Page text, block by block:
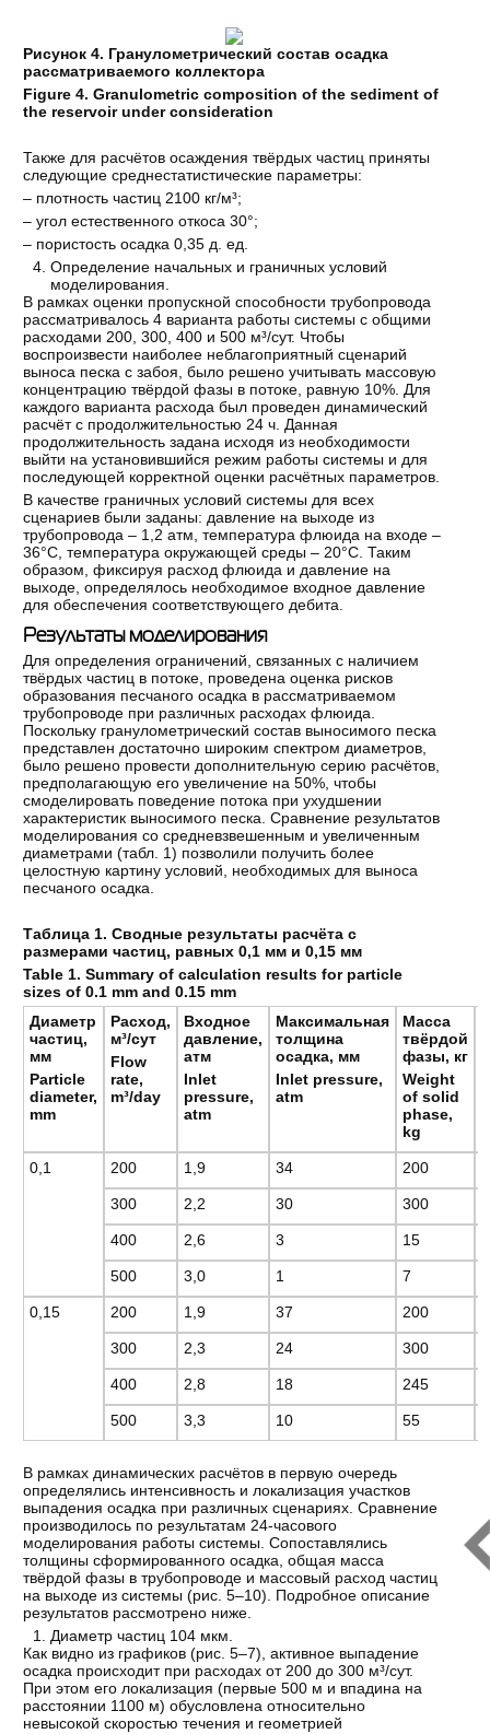
Рисунок 4. Гранулометрический состав осадка
рассматриваемого коллектора
Figure 4. Granulometric composition of the sediment of
the reservoir under consideration
Также для расчётов осаждения твёрдых частиц приняты
следующие среднестатистические параметры:
– плотность частиц 2100 кг/м³;
– угол естественного откоса 30°;
– пористость осадка 0,35 д. ед.
Определение начальных и граничных условий
моделирования.
В рамках оценки пропускной способности трубопровода
рассматривалось 4 варианта работы системы с общими
расходами 200, 300, 400 и 500 м³/сут. Чтобы
воспроизвести наиболее неблагоприятный сценарий
выноса песка с забоя, было решено учитывать массовую
концентрацию твёрдой фазы в потоке, равную 10%. Для
каждого варианта расхода был проведен динамический
расчёт с продолжительностью 24 ч. Данная
продолжительность задана исходя из необходимости
выйти на установившийся режим работы системы и для
последующей корректной оценки расчётных параметров.
В качестве граничных условий системы для всех
сценариев были заданы: давление на выходе из
трубопровода – 1,2 атм, температура флюида на входе –
36°С, температура окружающей среды – 20°С. Таким
образом, фиксируя расход флюида и давление на
выходе, определялось необходимое входное давление
для обеспечения соответствующего дебита.
Результаты моделирования
Для определения ограничений, связанных с наличием
твёрдых частиц в потоке, проведена оценка рисков
образования песчаного осадка в рассматриваемом
трубопроводе при различных расходах флюида.
Поскольку гранулометрический состав выносимого песка
представлен достаточно широким спектром диаметров,
было решено провести дополнительную серию расчётов,
предполагающую его увеличение на 50%, чтобы
смоделировать поведение потока при ухудшении
характеристик выносимого песка. Сравнение результатов
моделирования со средневзвешенным и увеличенным
диаметрами (табл. 1) позволили получить более
целостную картину условий, необходимых для выноса
песчаного осадка.
Таблица 1.Сводные результаты расчёта с
размерами частиц, равных 0,1 мм и 0,15 мм
Table 1. Summary of calculation results for particle
sizes of 0.1 mm and 0.15 mm
Диаметр
частиц,
мм
Particle
diameter,
mm
Расход,
м³/сут
Flow
rate,
m³/day
Входное
давление,
атм
Inlet
pressure,
atm
Максимальная
толщина
осадка, мм
Inlet pressure,
atm
Масса
твёрдой
фазы, кг
Weight
of solid
phase,
kg
0,1 200 1,9 34 200
300 2,2 30 300
400 2,6 3 15
500 3,0 1 7
0,15 200 1,9 37 200
300 2,3 24 300
400 2,8 18 245
500 3,3 10 55
В рамках динамических расчётов в первую очередь
определялись интенсивность и локализация участков
выпадения осадка при различных сценариях. Сравнение
производилось по результатам 24-часового
моделирования работы системы. Сопоставлялись
толщины сформированного осадка, общая масса
твёрдой фазы в трубопроводе и массовый расход частиц
на выходе из системы (рис. 5–10). Подробное описание
результатов рассмотрено ниже.
Диаметр частиц 104 мкм.
Как видно из графиков (рис. 5–7), активное выпадение
осадка происходит при расходах от 200 до 300 м³/сут.
При этом его локализация (первые 500 м и впадина на
расстоянии 1100 м) обусловлена относительно
невысокой скоростью течения и геометрией